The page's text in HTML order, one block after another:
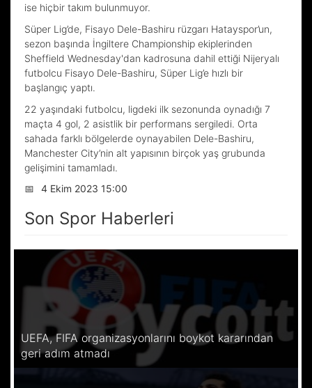
ise hiçbir takım bulunmuyor.
Süper Lig’de, Fisayo Dele-Bashiru rüzgarı Hatayspor’un,
sezon başında İngiltere Championship ekiplerinden
Sheffield Wednesday'dan kadrosuna dahil ettiği Nijeryalı
futbolcu Fisayo Dele-Bashiru, Süper Lig’e hızlı bir
başlangıç yaptı.
22 yaşındaki futbolcu, ligdeki ilk sezonunda oynadığı 7
maçta 4 gol, 2 asistlik bir performans sergiledi. Orta
sahada farklı bölgelerde oynayabilen Dele-Bashiru,
Manchester City’nin alt yapısının birçok yaş grubunda
gelişimini tamamladı.
📅
4 Ekim 2023 15:00
Son Spor Haberleri
UEFA, FIFA organizasyonlarını boykot kararından
geri adım atmadı